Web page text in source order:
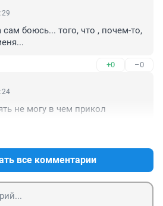
боюсь... того, что , почем-то,
+0 –0
не могу в чем прикол
все комментарии